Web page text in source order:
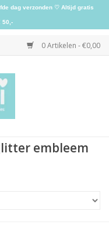
0 Artikelen - €0,00
embleem
dag verzonden ♡ Altijd gratis
50,-